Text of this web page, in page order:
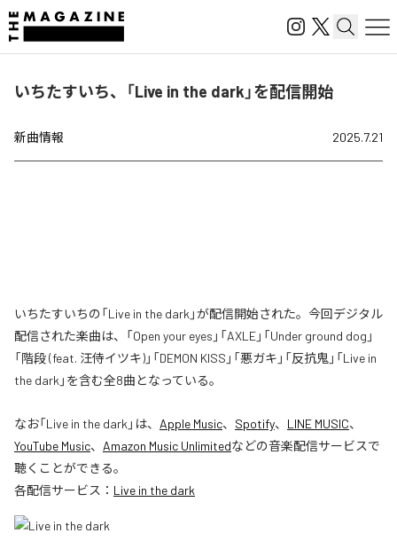
いちたすいち、「Live in the dark」を配信開始
新曲情報 2025.7.21
いちたすいちの「Live in the dark」が配信開始された。今回デジタル
配信された楽曲は、「Open your eyes」「AXLE」「Under ground dog」
「階段 (feat. 汪侍イツキ)」「DEMON KISS」「悪ガキ」「反抗鬼」「Live in
the dark」を含む全8曲となっている。
なお「Live in the dark 」は、 Apple Music、 Spotify、 LINE MUSIC、
YouTube Music、 Amazon Music Unlimitedなどの音楽配信サービスで
聴くことができる。
各配信サービス： Live in the dark